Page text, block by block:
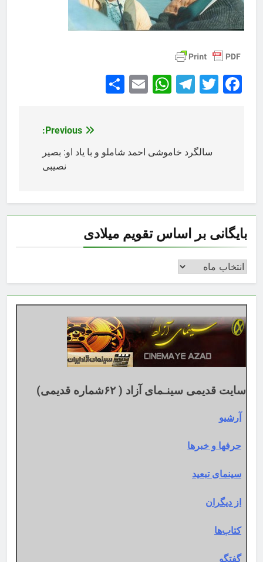
Facebook
Twitter
Telegram
WhatsApp
Email
نوشته
Previous:
سالگرد خاموشی احمد شاملو و با یاد او: بصیر
نصیبی
بایگانی بر اساس تقویم میلادی
بایگانی
اساس
تقویم
میلادی
سایت قدیمی سینـمای آزاد ( ۶۲شماره قدیمی)
آرشیو
حرفها و خبرها
سینمای تبعید
از دیگران
کتاب‌ها
گفتگو